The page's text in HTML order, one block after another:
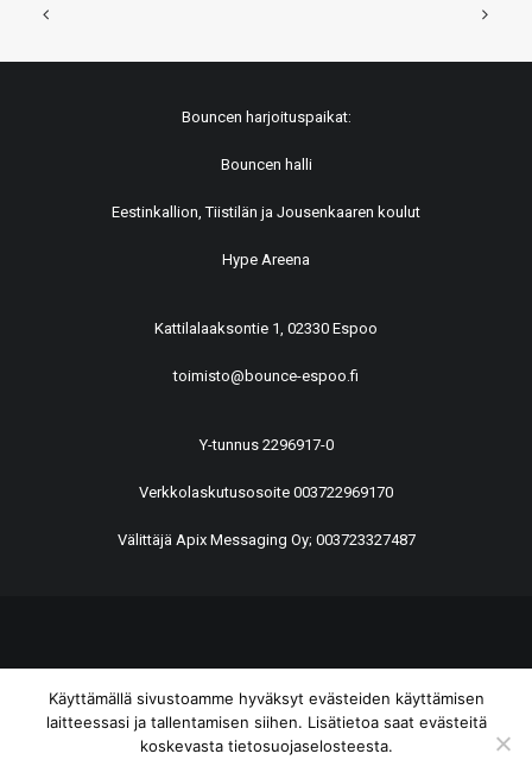
Bouncen harjoituspaikat:
Bouncen halli
Eestinkallion, Tiistilän ja Jousenkaaren koulut
Hype Areena
Kattilalaaksontie 1, 02330 Espoo
toimisto@bounce-espoo.fi
Y-tunnus 2296917-0
Verkkolaskutusosoite 003722969170
Välittäjä Apix Messaging Oy; 003723327487
Käyttämällä sivustoamme hyväksyt evästeiden käyttämisen
laitteessasi ja tallentamisen siihen. Lisätietoa saat evästeitä
koskevasta tietosuojaselosteesta.